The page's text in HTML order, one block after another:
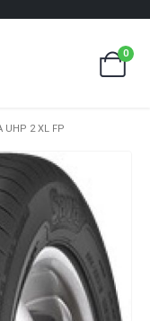
0
UHP 2 XL FP